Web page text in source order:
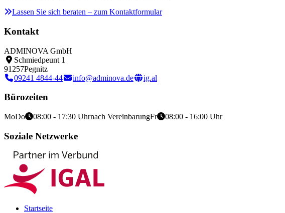
Lassen Sie sich beraten – zum Kontaktformular
Kontakt
ADMINOVA GmbH
Schmiedpeunt 1
91257Pegnitz
09241 4844-44
info@adminova.de ig.al
Bürozeiten
MoDo 08:00 - 17:30 Uhrnach VereinbarungFr 08:00 - 16:00 Uhr
Soziale Netzwerke
Startseite